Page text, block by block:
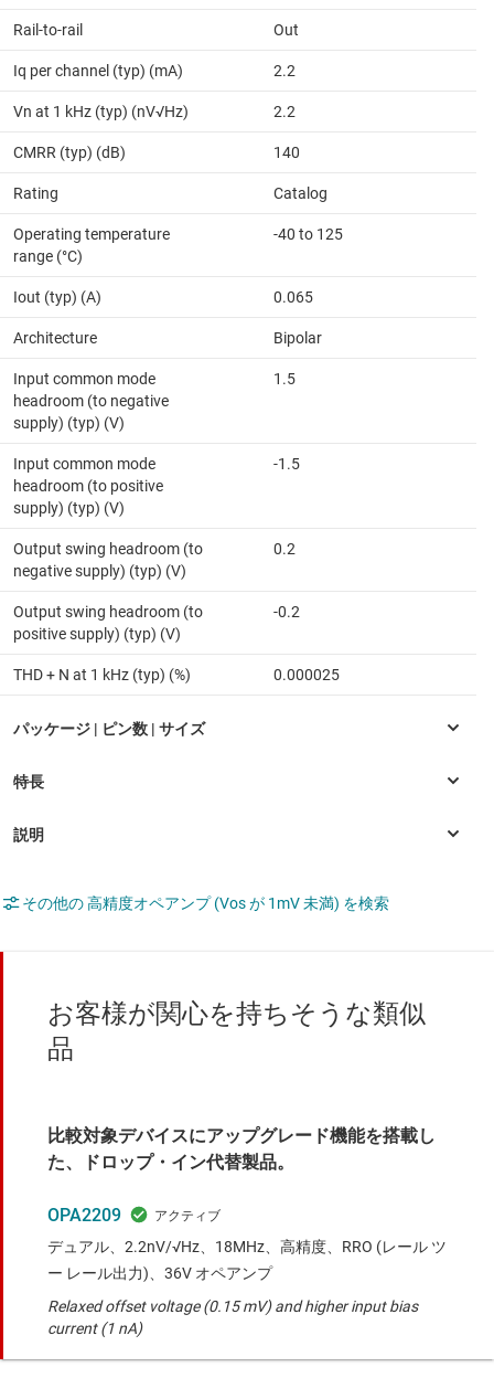
Rail-to-rail Out
Iq per channel (typ) (mA) 2.2
Vn at 1 kHz (typ) (nV√Hz) 2.2
CMRR (typ) (dB) 140
Rating Catalog
Operating temperature
range (°C)
-40 to 125
Iout (typ) (A) 0.065
Architecture Bipolar
Input common mode
headroom (to negative
supply) (typ) (V)
1.5
Input common mode
headroom (to positive
supply) (typ) (V)
-1.5
Output swing headroom (to
negative supply) (typ) (V)
0.2
Output swing headroom (to
positive supply) (typ) (V)
-0.2
THD + N at 1 kHz (typ) (%) 0.000025
その他の 高精度オペアンプ (Vos が 1mV 未満) を検索
お客様が関心を持ちそうな類似
品
比較対象デバイスにアップグレード機能を搭載し
た、ドロップ・イン代替製品。
OPA2209
デュアル、2.2nV/√Hz、18MHz、高精度、RRO (レール ツ
ー レール出力)、36V オペアンプ
Relaxed offset voltage (0.15 mV) and higher input bias
current (1 nA)